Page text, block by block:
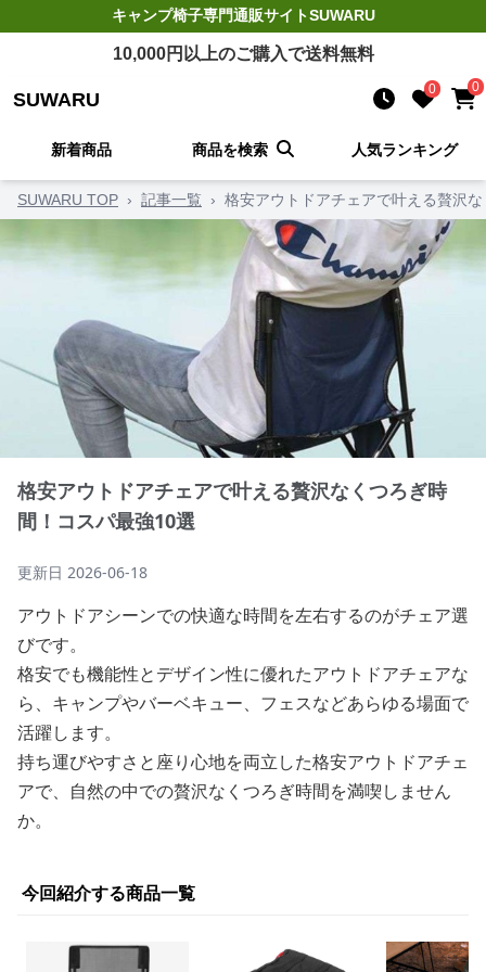
キャンプ椅子専門通販サイトSUWARU
10,000円以上のご購入で送料無料
SUWARU 0 0
新着商品 商品を検索 人気ランキング
SUWARU TOP › 記事一覧 › 格安アウトドアチェアで叶える贅沢
格安アウトドアチェアで叶える贅沢なくつろぎ時
間！コスパ最強10選
更新日 2026-06-18
アウトドアシーンでの快適な時間を左右するのがチェア選
びです。
格安でも機能性とデザイン性に優れたアウトドアチェアな
ら、キャンプやバーベキュー、フェスなどあらゆる場面で
活躍します。
持ち運びやすさと座り心地を両立した格安アウトドアチェ
アで、自然の中での贅沢なくつろぎ時間を満喫しません
か。
今回紹介する商品一覧